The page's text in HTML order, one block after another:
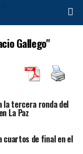
Gallego"
la tercera ronda del
La Paz
cuartos de final en el